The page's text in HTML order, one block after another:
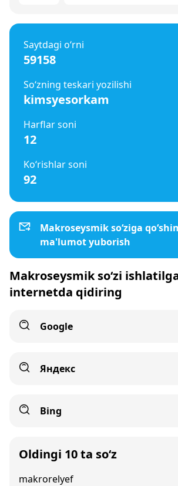
Saytdagi o‘rni
59158
So‘zning teskari yozilishi
kimsyesorkam
Harflar soni
12
Ko‘rishlar soni
92
Makroseysmik so‘ziga
ma'lumot yuborish
Makroseysmik so‘zi
internetda qidiring
Google
Яндекс
Bing
Oldingi 10 ta so‘z
makrorelyef